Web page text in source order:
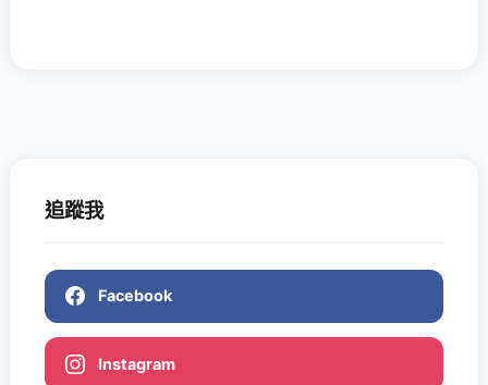
追蹤我
Facebook
Instagram